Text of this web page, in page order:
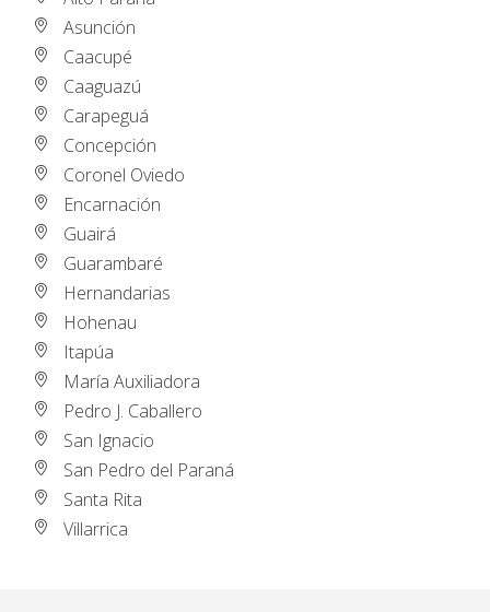
Asunción
Caacupé
Caaguazú
Carapeguá
Concepción
Coronel Oviedo
Encarnación
Guairá
Guarambaré
Hernandarias
Hohenau
Itapúa
María Auxiliadora
Pedro J. Caballero
San Ignacio
San Pedro del Paraná
Santa Rita
Villarrica